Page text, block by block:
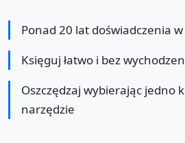
Ponad 20 lat doświadczenia
Księguj łatwo i bez
Oszczędzaj wybierając jedno
narzędzie